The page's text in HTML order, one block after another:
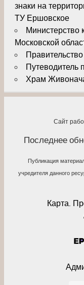
знаки на
ТУ Ершовское
Министерство
Московской
Путеводитель
Храм
Сайт
Последнее
Публикация
учредителя данного
Карта.